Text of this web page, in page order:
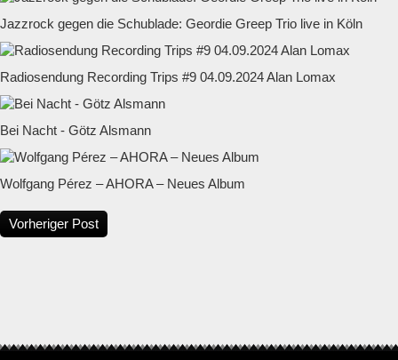
Jazzrock gegen die Schublade: Geordie Greep Trio live in Köln
Radiosendung Recording Trips #9 04.09.2024 Alan Lomax
Bei Nacht - Götz Alsmann
Wolfgang Pérez – AHORA – Neues Album
Vorheriger Post